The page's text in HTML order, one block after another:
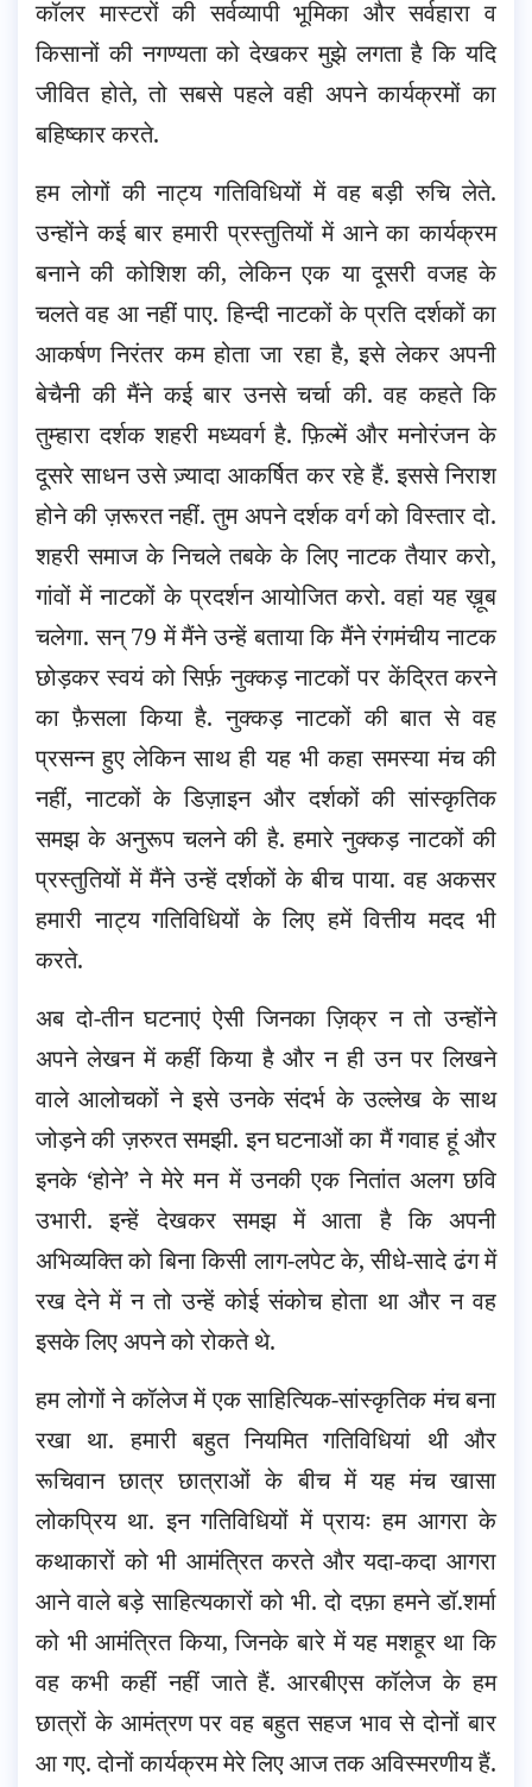
कॉलर मास्टरों की सर्वव्यापी भूमिका और सर्वहारा व
किसानों की नगण्यता को देखकर मुझे लगता है कि यदि
जीवित होते, तो सबसे पहले वही अपने कार्यक्रमों का
बहिष्कार करते.
हम लोगों की नाट्य गतिविधियों में वह बड़ी रुचि लेते.
उन्होंने कई बार हमारी प्रस्तुतियों में आने का कार्यक्रम
बनाने की कोशिश की, लेकिन एक या दूसरी वजह के
चलते वह आ नहीं पाए. हिन्दी नाटकों के प्रति दर्शकों का
आकर्षण निरंतर कम होता जा रहा है, इसे लेकर अपनी
बेचैनी की मैंने कई बार उनसे चर्चा की. वह कहते कि
तुम्हारा दर्शक शहरी मध्यवर्ग है. फ़िल्में और मनोरंजन के
दूसरे साधन उसे ज़्यादा आकर्षित कर रहे हैं. इससे निराश
होने की ज़रूरत नहीं. तुम अपने दर्शक वर्ग को विस्तार दो.
शहरी समाज के निचले तबके के लिए नाटक तैयार करो,
गांवों में नाटकों के प्रदर्शन आयोजित करो. वहां यह ख़ूब
चलेगा. सन् 79 में मैंने उन्हें बताया कि मैंने रंगमंचीय नाटक
छोड़कर स्वयं को सिर्फ़ नुक्कड़ नाटकों पर केंद्रित करने
का फ़ैसला किया है. नुक्कड़ नाटकों की बात से वह
प्रसन्न हुए लेकिन साथ ही यह भी कहा समस्या मंच की
नहीं, नाटकों के डिज़ाइन और दर्शकों की सांस्कृतिक
समझ के अनुरूप चलने की है. हमारे नुक्कड़ नाटकों की
प्रस्तुतियों में मैंने उन्हें दर्शकों के बीच पाया. वह अकसर
हमारी नाट्य गतिविधियों के लिए हमें वित्तीय मदद भी
करते.
अब दो-तीन घटनाएं ऐसी जिनका ज़िक्र न तो उन्होंने
अपने लेखन में कहीं किया है और न ही उन पर लिखने
वाले आलोचकों ने इसे उनके संदर्भ के उल्लेख के साथ
जोड़ने की ज़रुरत समझी. इन घटनाओं का मैं गवाह हूं और
इनके ‘होने’ ने मेरे मन में उनकी एक नितांत अलग छवि
उभारी. इन्हें देखकर समझ में आता है कि अपनी
अभिव्यक्ति को बिना किसी लाग-लपेट के, सीधे-सादे ढंग में
रख देने में न तो उन्हें कोई संकोच होता था और न वह
इसके लिए अपने को रोकते थे.
हम लोगों ने कॉलेज में एक साहित्यिक-सांस्कृतिक मंच बना
रखा था. हमारी बहुत नियमित गतिविधियां थी और
रूचिवान छात्र छात्राओं के बीच में यह मंच खासा
लोकप्रिय था. इन गतिविधियों में प्रायः हम आगरा के
कथाकारों को भी आमंत्रित करते और यदा-कदा आगरा
आने वाले बड़े साहित्यकारों को भी. दो दफ़ा हमने डॉ.शर्मा
को भी आमंत्रित किया, जिनके बारे में यह मशहूर था कि
वह कभी कहीं नहीं जाते हैं. आरबीएस कॉलेज के हम
छात्रों के आमंत्रण पर वह बहुत सहज भाव से दोनों बार
आ गए. दोनों कार्यक्रम मेरे लिए आज तक अविस्मरणीय हैं.